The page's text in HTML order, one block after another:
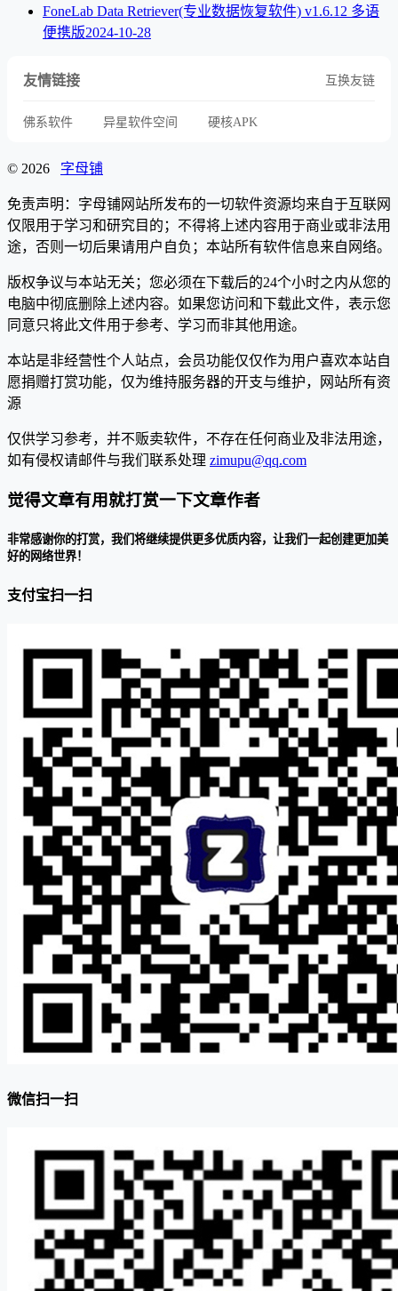
FoneLab Data Retriever(专业数据恢复软件) v1.6.12 多语
便携版2024-10-28
友情链接 互换友链
佛系软件 异星软件空间 硬核APK
© 2026 字母铺
免责声明：字母铺网站所发布的一切软件资源均来自于互联网
仅限用于学习和研究目的；不得将上述内容用于商业或非法用
途，否则一切后果请用户自负；本站所有软件信息来自网络。
版权争议与本站无关；您必须在下载后的24个小时之内从您的
电脑中彻底删除上述内容。如果您访问和下载此文件，表示您
同意只将此文件用于参考、学习而非其他用途。
本站是非经营性个人站点，会员功能仅仅作为用户喜欢本站自
愿捐赠打赏功能，仅为维持服务器的开支与维护，网站所有资
源
仅供学习参考，并不贩卖软件，不存在任何商业及非法用途，
如有侵权请邮件与我们联系处理 zimupu@qq.com
觉得文章有用就打赏一下文章作者
非常感谢你的打赏，我们将继续提供更多优质内容，让我们一起创建更加美
好的网络世界！
支付宝扫一扫
微信扫一扫